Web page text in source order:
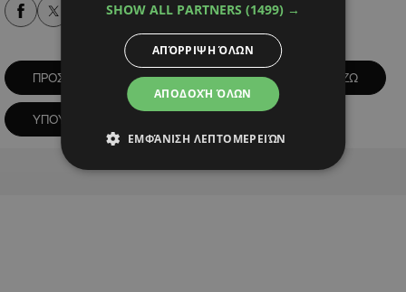
Alpha Podcasts
ΠΡΟΣΦΥΓΙΚΕΣ ΠΟΛΥΚΑΤΟΙΚΙΕΣ ΣΧΕΔΙΟ ΚΤΙΖΩ
ΥΠΟΥΡΓΕΙΟ ΕΣΩΤΕΡΙΚΩΝ
SHOW ALL PARTNERS (1499) →
ΑΠΟΔΟΧΉ ΌΛΩΝ
ΑΠΌΡΡΙΨΗ ΌΛΩΝ
ΕΜΦΆΝΙΣΗ ΛΕΠΤΟΜΕΡΕΙΏΝ